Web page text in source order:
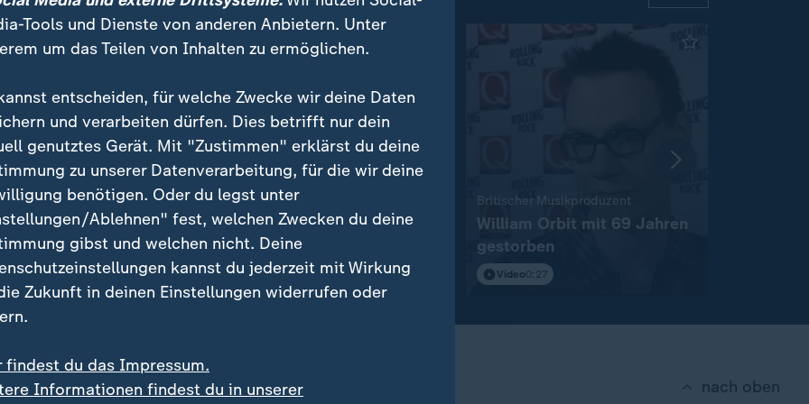
gefährdet
0:37
US-Berufungsgericht
Trumps Ballsaal-Projekt
vorerst gestoppt
Video0:28
Britischer Musikproduzent
William Orbit mit 69 Jahren
gestorben
Video0:27
nach oben
Tools und Dienste von anderen Anbietern. Unter
um das Teilen von Inhalten zu ermöglichen.
entscheiden, für welche Zwecke wir deine Daten
und verarbeiten dürfen. Dies betrifft nur dein
genutztes Gerät. Mit "Zustimmen" erklärst du deine
zu unserer Datenverarbeitung, für die wir deine
benötigen. Oder du legst unter
Ablehnen" fest, welchen Zwecken du deine
gibst und welchen nicht. Deine
kannst du jederzeit mit Wirkung
Zukunft in deinen Einstellungen widerrufen oder
findest du das Impressum.
Informationen findest du in unserer